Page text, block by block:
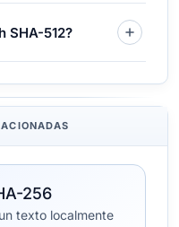
SHA-512?
256
texto localmente